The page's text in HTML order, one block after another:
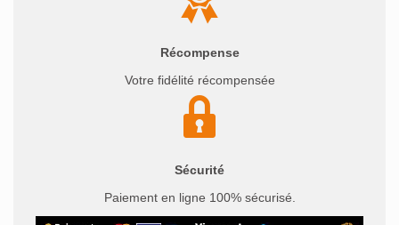
Récompense
Votre fidélité récompensée
Sécurité
Paiement en ligne 100% sécurisé.